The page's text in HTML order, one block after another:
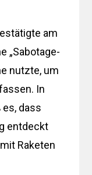
am
„Sabotage-
nutzte, um
In
dass
entdeckt
Raketen